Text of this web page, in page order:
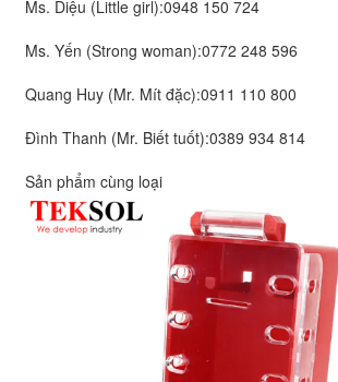
Ms. Diệu (Little girl):0948 150 724
Ms. Yến (Strong woman):0772 248 596
Quang Huy (Mr. Mít đặc):0911 110 800
Đình Thanh (Mr. Biết tuốt):0389 934 814
Sản phẩm cùng loại